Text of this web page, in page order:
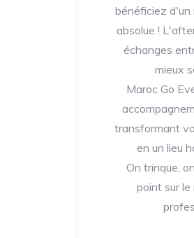
bénéficiez
absolue !
échanges
mieux
Maroc Go
transformant
en un lieu
On trinque,
point sur le